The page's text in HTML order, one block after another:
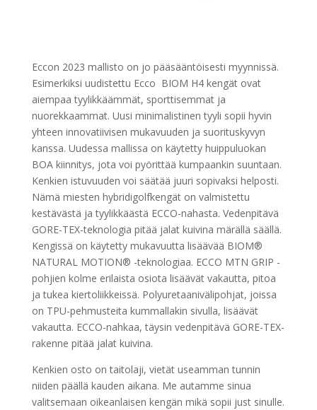
Eccon 2023 mallisto on jo pääsääntöisesti myynnissä.
Esimerkiksi uudistettu Ecco BIOM H4 kengät ovat
aiempaa tyylikkäämmät, sporttisemmat ja
nuorekkaammat. Uusi minimalistinen tyyli sopii hyvin
yhteen innovatiivisen mukavuuden ja suorituskyvyn
kanssa. Uudessa mallissa on käytetty huippuluokan
BOA kiinnitys, jota voi pyörittää kumpaankin suuntaan.
Kenkien istuvuuden voi säätää juuri sopivaksi helposti.
Nämä miesten hybridigolfkengät on valmistettu
kestävästä ja tyylikkäästä ECCO-nahasta. Vedenpitävä
GORE-TEX-teknologia pitää jalat kuivina märällä säällä.
Kengissä on käytetty mukavuutta lisäävää BIOM®
NATURAL MOTION® -teknologiaa. ECCO MTN GRIP -
pohjien kolme erilaista osiota lisäävät vakautta, pitoa
ja tukea kiertoliikkeissä. Polyuretaanivälipohjat, joissa
on TPU-pehmusteita kummallakin sivulla, lisäävät
vakautta. ECCO-nahkaa, täysin vedenpitävä GORE-TEX-
rakenne pitää jalat kuivina.
Kenkien osto on taitolaji, vietät useamman tunnin
niiden päällä kauden aikana. Me autamme sinua
valitsemaan oikeanlaisen kengän mikä sopii just sinulle.